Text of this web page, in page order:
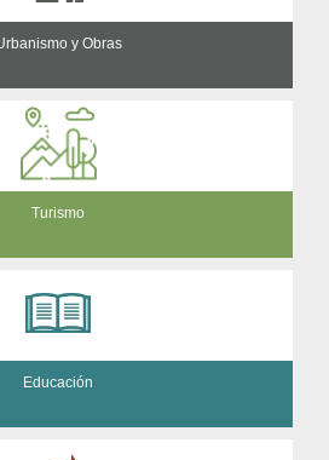
y Obras
Turismo
Educación